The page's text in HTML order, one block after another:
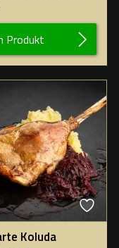
Produkt
Koluda